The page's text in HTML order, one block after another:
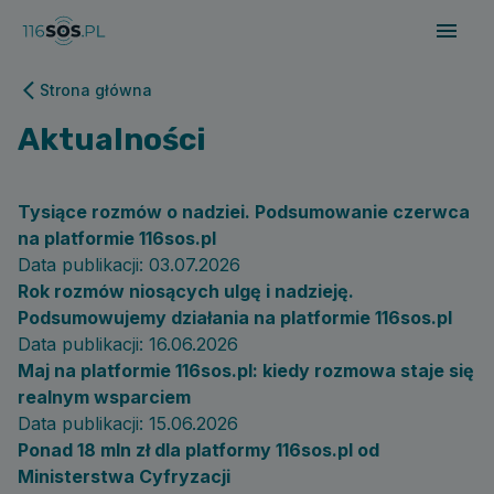
Strona główna
Aktualności
Tysiące rozmów o nadziei. Podsumowanie czerwca
na platformie 116sos.pl
Data publikacji: 03.07.2026
Rok rozmów niosących ulgę i nadzieję.
Podsumowujemy działania na platformie 116sos.pl
Data publikacji: 16.06.2026
Maj na platformie 116sos.pl: kiedy rozmowa staje się
realnym wsparciem
Data publikacji: 15.06.2026
Ponad 18 mln zł dla platformy 116sos.pl od
Ministerstwa Cyfryzacji
116sos.pl | Kim jesteśmy | Aktualności